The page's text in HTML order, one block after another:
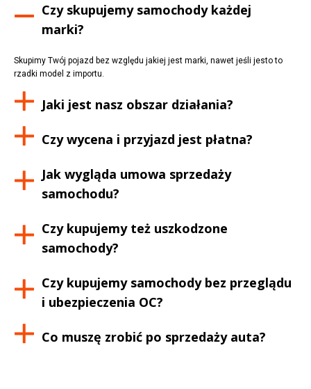
Czy skupujemy samochody każdej
marki?
Skupimy Twój pojazd bez względu jakiej jest marki, nawet jeśli jesto to
rzadki model z importu.
Jaki jest nasz obszar działania?
Czy wycena i przyjazd jest płatna?
Jak wygląda umowa sprzedaży
samochodu?
Czy kupujemy też uszkodzone
samochody?
Czy kupujemy samochody bez przeglądu
i ubezpieczenia OC?
Co muszę zrobić po sprzedaży auta?